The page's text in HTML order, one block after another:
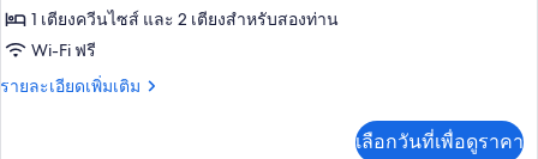
ทั้งหมด
ของ
Family
1 เตียงควีนไซส์ และ 2 เตียงสำหรับสองท่าน
Wi-Fi ฟรี
รายละเอียดเพิ่มเติม
ราย
เลือกวันที่เพื่อดูราคา